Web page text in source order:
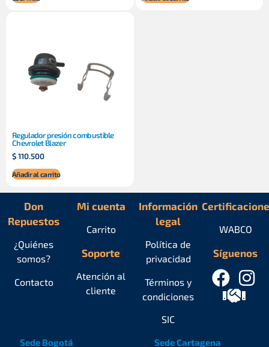
Regulador presión combustible
Chevrolet Blazer
$110.500
Añadir al carrito
Don
Repuestos
¿Quiénes
somos?
Contacto
Mi cuenta
Carrito
Soporte
Atención al
cliente
Información
legal
Política de
privacidad
Términos y
condiciones
SIC
Síguenos
WABCO
Sede Bogotá Sede Cartagena